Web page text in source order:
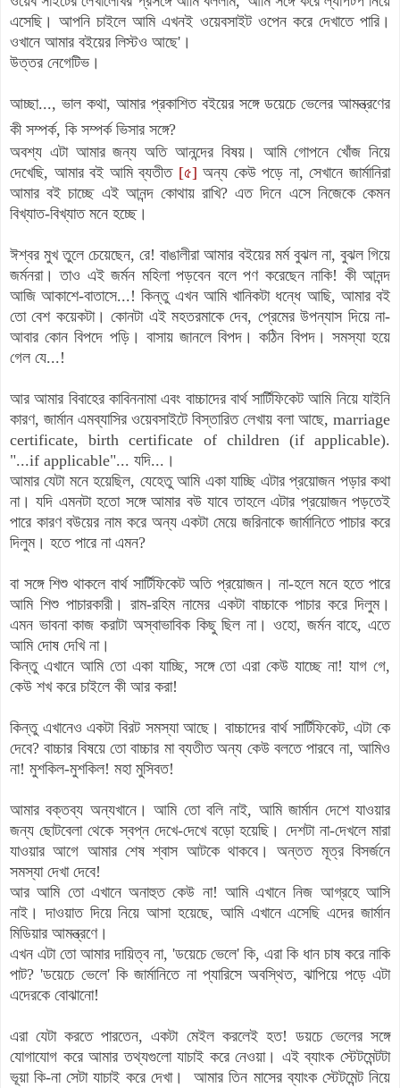
এসেছি। আপনি চাইলে আমি এখনই ওয়েবসাইট ওপেন করে দেখাতে পারি।
ওখানে আমার বইয়ের লিস্টও আছে'।
উত্তর নেগেটিভ।
আচ্ছা..., ভাল কথা, আমার প্রকাশিত বইয়ের সঙ্গে ডয়েচে ভেলের আমন্ত্রণের
কী সম্পর্ক, কি সম্পর্ক ভিসার সঙ্গে?
অবশ্য এটা আমার জন্য অতি আনন্দের বিষয়। আমি গোপনে খোঁজ নিয়ে
দেখেছি, আমার বই আমি ব্যতীত [৫] অন্য কেউ পড়ে না, সেখানে জার্মানিরা
আমার বই চাচ্ছে এই আনন্দ কোথায় রাখি? এত দিনে এসে নিজেকে কেমন
বিখ্যাত-বিখ্যাত মনে হচ্ছে।
ঈশ্বর মুখ তুলে চেয়েছেন, রে! বাঙালীরা আমার বইয়ের মর্ম বুঝল না, বুঝল গিয়ে
জর্মনরা। তাও এই জর্মন মহিলা পড়বেন বলে পণ করেছেন নাকি! কী আনন্দ
আজি আকাশে-বাতাসে...! কিন্তু এখন আমি খানিকটা ধন্ধে আছি, আমার বই
তো বেশ কয়েকটা। কোনটা এই মহতরমাকে দেব, প্রেমের উপন্যাস দিয়ে না-
আবার কোন বিপদে পড়ি। বাসায় জানলে বিপদ। কঠিন বিপদ। সমস্যা হয়ে
গেল যে...!
আর আমার বিবাহের কাবিননামা এবং বাচ্চাদের বার্থ সার্টিফিকেট আমি নিয়ে যাইনি
কারণ, জার্মান এমব্যাসির ওয়েবসাইটে বিস্তারিত লেখায় বলা আছে, marriage
certificate, birth certificate of children (if applicable).
"...if applicable"... যদি...।
আমার যেটা মনে হয়েছিল, যেহেতু আমি একা যাচ্ছি এটার প্রয়োজন পড়ার কথা
না।যদি এমনটা হতো সঙ্গে আমার বউ যাবে তাহলে এটার প্রয়োজন পড়তেই
পারে কারণ বউয়ের নাম করে অন্য একটা মেয়ে জরিনাকে জার্মানিতে পাচার করে
দিলুম। হতে পারে না এমন?
বা সঙ্গে শিশু থাকলে বার্থ সার্টিফিকেট অতি প্রয়োজন। না-হলে মনে হতে পারে
আমি শিশু পাচারকারী। রাম-রহিম নামের একটা বাচ্চাকে পাচার করে দিলুম।
এমন ভাবনা কাজ করাটা অস্বাভাবিক কিছু ছিল না। ওহো, জর্মন বাহে, এতে
আমি দোষ দেখি না।
কিন্তু এখানে আমি তো একা যাচ্ছি, সঙ্গে তো এরা কেউ যাচ্ছে না! যাগ গে,
কেউ শখ করে চাইলে কী আর করা!
কিন্তু এখানেও একটা বিরট সমস্যা আছে। বাচ্চাদের বার্থ সার্টিফিকেট, এটা কে
দেবে? বাচ্চার বিষয়ে তো বাচ্চার মা ব্যতীত অন্য কেউ বলতে পারবে না, আমিও
না! মুশকিল-মুশকিল! মহা মুসিবত!
আমার বক্তব্য অন্যখানে। আমি তো বলি নাই, আমি জার্মান দেশে যাওয়ার
জন্য ছোটবেলা থেকে স্বপ্ন দেখে-দেখে বড়ো হয়েছি। দেশটা না-দেখলে মারা
যাওয়ার আগে আমার শেষ শ্বাস আটকে থাকবে। অন্তত মূত্র বিসর্জনে
সমস্যা দেখা দেবে!
আর আমি তো এখানে অনাহুত কেউ না! আমি এখানে নিজ আগ্রহে আসি
নাই। দাওয়াত দিয়ে নিয়ে আসা হয়েছে, আমি এখানে এসেছি এদের জার্মান
মিডিয়ার আমন্ত্রণে।
এখন এটা তো আমার দায়িত্ব না, 'ডয়েচে ভেলে' কি, এরা কি ধান চাষ করে নাকি
পাট?'ডয়েচে ভেলে' কিজার্মানিতে না প্যারিসে অবস্থিত, ঝাপিয়ে পড়ে এটা
এদেরকে বোঝানো!
এরা যেটা করতে পারতেন, একটা মেইল করলেই হত! ডয়চে ভেলের সঙ্গে
যোগাযোগ করে আমার তথ্যগুলো যাচাই করে নেওয়া। এই ব্যাংক স্টেটমেন্টটা
ভূয়া কি-না সেটা যাচাই করে দেখা।আমার তিন মাসের ব্যাংক স্টেটমেন্ট নিয়ে